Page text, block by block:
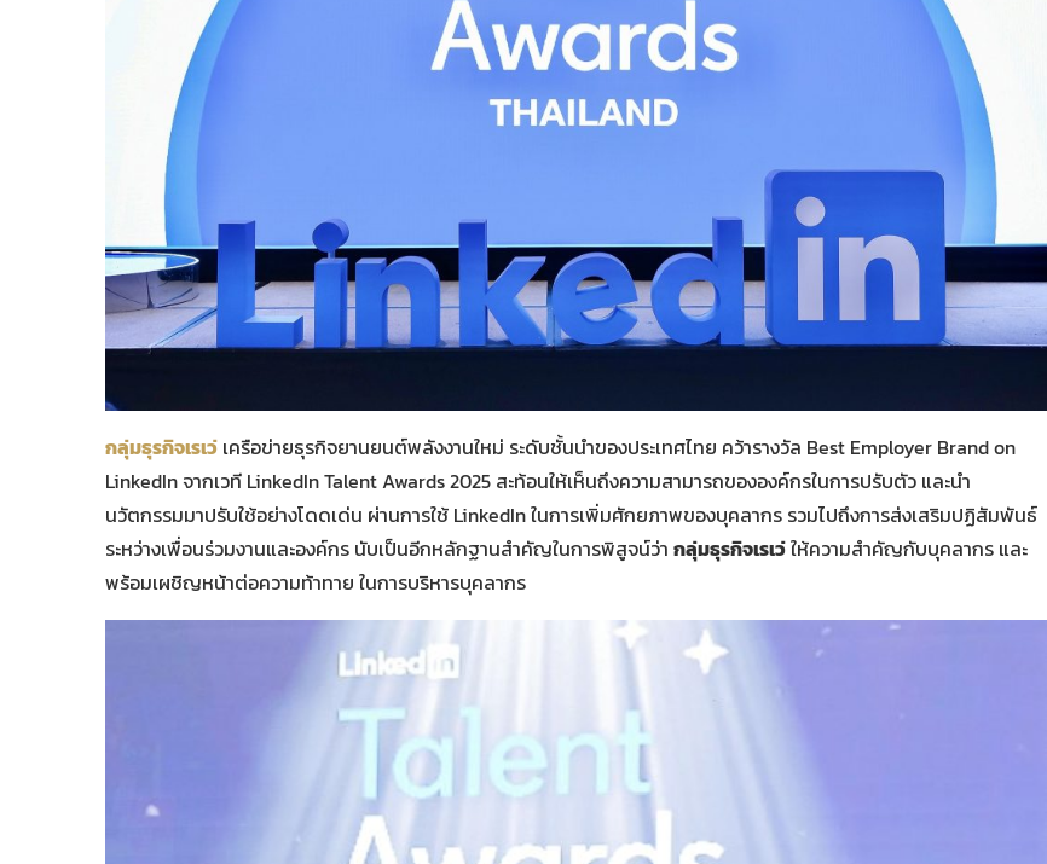
กลุ่มธุรกิจเรเว่ เครือข่ายธุรกิจยานยนต์พลังงานใหม่ ระดับชั้นนำของประเทศไทย คว้ารางวัล Best Employer Brand on
LinkedIn จากเวที LinkedIn Talent Awards 2025 สะท้อนให้เห็นถึงความสามารถขององค์กรในการปรับตัว และนำ
นวัตกรรมมาปรับใช้อย่างโดดเด่น ผ่านการใช้ LinkedIn ในการเพิ่มศักยภาพของบุคลากร รวมไปถึงการส่งเสริมปฏิสัมพันธ์
ระหว่างเพื่อนร่วมงานและองค์กร นับเป็นอีกหลักฐานสำคัญในการพิสูจน์ว่า กลุ่มธุรกิจเรเว่ให้ความสำคัญกับบุคลากร และ
พร้อมเผชิญหน้าต่อความท้าทาย ในการบริหารบุคลากร